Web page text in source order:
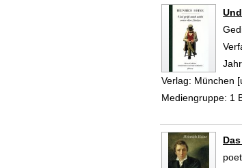
Verlag: München
Mediengruppe: 1